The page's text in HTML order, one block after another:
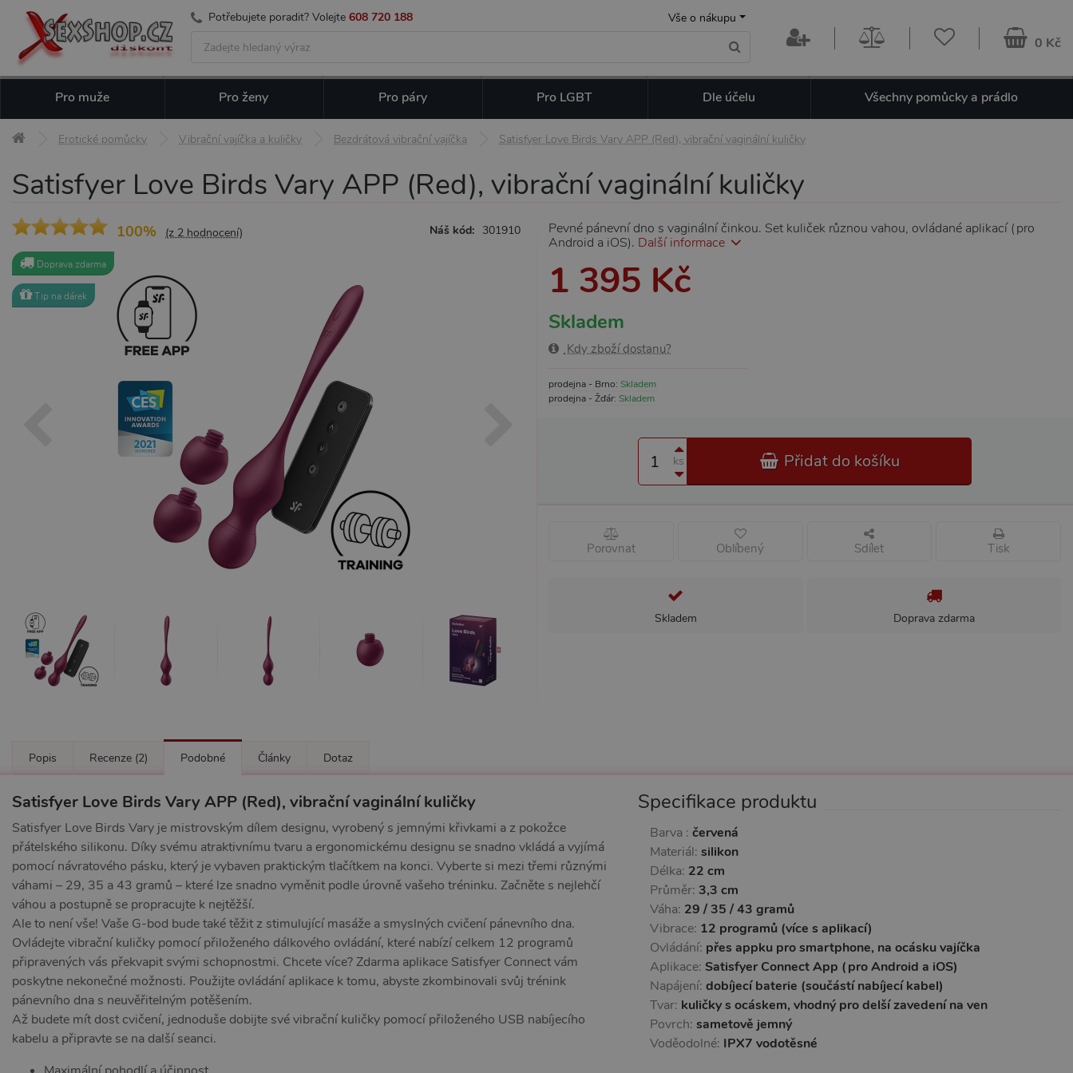
Potřebujete poradit? Volejte 608 720 188 Vše o nákupu
0 Kč
Pro muže Pro ženy Pro páry Pro LGBT Dle účelu Všechny pomůcky a prádlo
Erotické pomůcky Vibrační vajíčka a kuličky Bezdrátová vibrační vajíčka Satisfyer Love Birds Vary APP (Red), vibrační vaginální kuličky
Satisfyer Love Birds Vary APP (Red), vibrační vaginální kuličky
100% (z 2 hodnocení) Náš kód: 301910
Doprava zdarma
Tip na dárek
Pevné pánevní dno s vaginální činkou. Set kuliček různou vahou, ovládané aplikací (pro
Android a iOS). Další informace
1 395 Kč
Skladem
Kdy zboží dostanu?
prodejna - Brno: Skladem
prodejna - Žďár: Skladem
ks Přidat do košíku
Porovnat Oblíbený Sdílet Tisk
Skladem Doprava zdarma
Popis Recenze (2) Podobné Články Dotaz
Satisfyer Love Birds Vary APP (Red), vibrační vaginální kuličky
Satisfyer Love Birds Vary je mistrovským dílem designu, vyrobený s jemnými křivkami a z pokožce
přátelského silikonu. Díky svému atraktivnímu tvaru a ergonomickému designu se snadno vkládá a vyjímá
pomocí návratového pásku, který je vybaven praktickým tlačítkem na konci. Vyberte si mezi třemi různými
váhami – 29, 35 a 43 gramů – které lze snadno vyměnit podle úrovně vašeho tréninku. Začněte s nejlehčí
váhou a postupně se propracujte k nejtěžší.
Ale to není vše! Vaše G-bod bude také těžit z stimulující masáže a smyslných cvičení pánevního dna.
Ovládejte vibrační kuličky pomocí přiloženého dálkového ovládání, které nabízí celkem 12 programů
připravených vás překvapit svými schopnostmi. Chcete více? Zdarma aplikace Satisfyer Connect vám
poskytne nekonečné možnosti. Použijte ovládání aplikace k tomu, abyste zkombinovali svůj trénink
pánevního dna s neuvěřitelným potěšením.
Až budete mít dost cvičení, jednoduše dobijte své vibrační kuličky pomocí přiloženého USB nabíjecího
kabelu a připravte se na další seanci.
Specifikace produktu
Barva : červená
Materiál: silikon
Délka: 22 cm
Průměr: 3,3 cm
Váha: 29 / 35 / 43 gramů
Vibrace: 12 programů (více s aplikací)
Ovládání: přes appku pro smartphone, na ocásku vajíčka
Aplikace: Satisfyer Connect App (pro Android a iOS)
Napájení: dobíjecí baterie (součástí nabíjecí kabel)
Tvar: kuličky s ocáskem, vhodný pro delší zavedení na ven
Povrch: sametově jemný
Voděodolné: IPX7 vodotěsné